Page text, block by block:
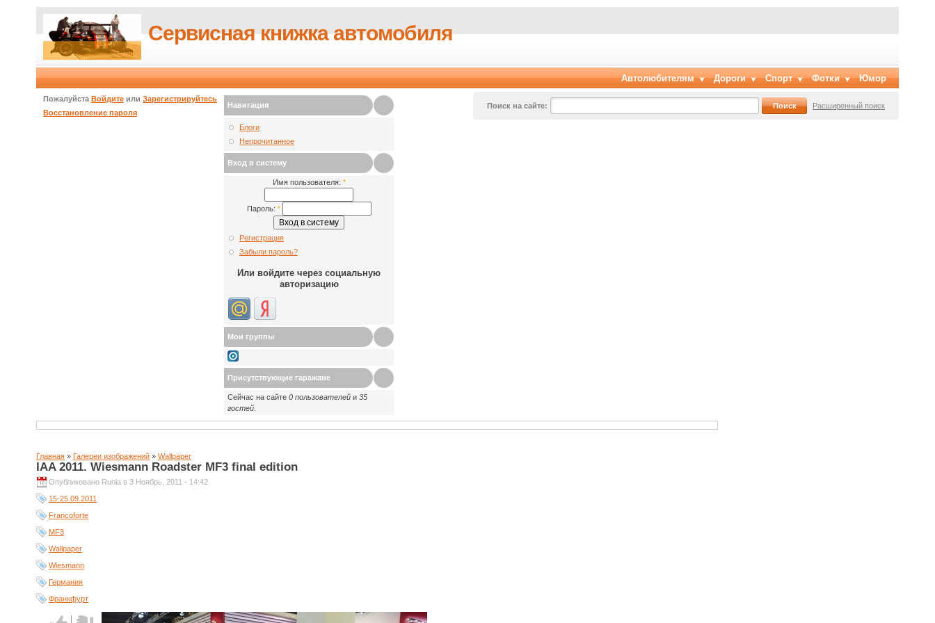
Сервисная книжка автомобиля
Автолюбителям Дороги Спорт Фотки Юмор
Пожалуйста Войдите или Зарегистрируйтесь
Восстановление пароля
Поиск на сайте: Расширенный поиск
Навигация
Блоги
Непрочитанное
Вход в систему
Имя пользователя: *
Пароль: *
Регистрация
Забыли пароль?
Или войдите через социальную
авторизацию
Мои группы
Присутствующие гаражане
Сейчас на сайте 0 пользователей и 35
гостей
Главная » Галереи изображений » Wallpaper
IAA 2011. Wiesmann Roadster MF3 final edition
Опубликовано Runia в 3 Ноябрь, 2011 - 14:42
15-25.09.2011
Francoforte
MF3
Wallpaper
Wiesmann
Германия
Франкфурт
Голос за!Голос